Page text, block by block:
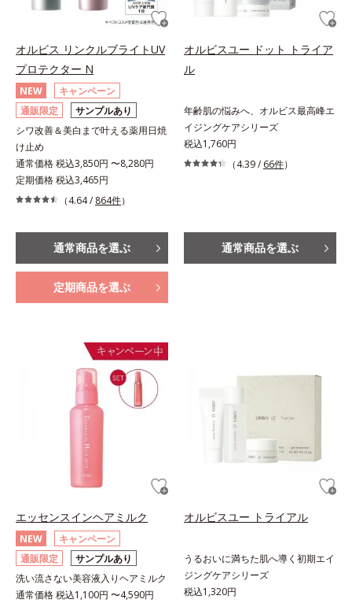
オルビス リンクルブライトUV
プロテクター N
NEW
キャンペーン
通販限定
サンプルあり
シワ改善＆美白まで叶える薬用日焼
け止め
通常価格 税込3,850円 〜8,280円
定期価格 税込3,465円
（4.64 / 864件）
通常商品を選ぶ
定期商品を選ぶ
オルビスユー ドット トライア
ル
年齢肌の悩みへ、オルビス最高峰エ
イジングケアシリーズ
税込1,760円
（4.39 / 66件）
通常商品を選ぶ
エッセンスインヘアミルク
NEW
キャンペーン
通販限定
サンプルあり
洗い流さない美容液入りヘアミルク
通常価格 税込1,100円 〜4,590円
オルビスユー トライアル
うるおいに満ちた肌へ導く初期エイ
ジングケアシリーズ
税込1,320円